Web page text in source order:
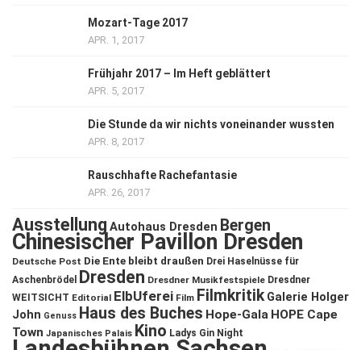
Mozart-Tage 2017
APR. 1, 2017
Frühjahr 2017 – Im Heft geblättert
APR. 5, 2017
Die Stunde da wir nichts voneinander wussten
APR. 8, 2017
Rauschhafte Rachefantasie
APR. 26, 2017
Ausstellung Autohaus Dresden Bergen
Chinesischer Pavillon Dresden
Deutsche Post Die Ente bleibt draußen Drei Haselnüsse für
Aschenbrödel Dresden Dresdner Musikfestspiele Dresdner
WEITSICHT Editorial ElbUferei Film Filmkritik Galerie Holger
John Genuss Haus des Buches Hope-Gala HOPE Cape
Town Japanisches Palais Kino Ladys Gin Night